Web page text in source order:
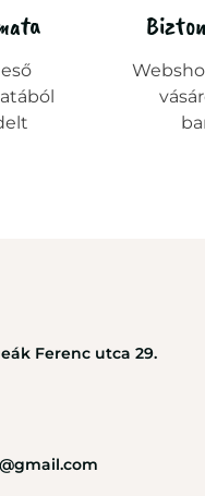
Ferenc utca 29.